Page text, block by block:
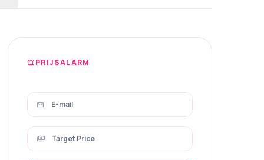
notifications_activePRIJSALARM
mail
payments